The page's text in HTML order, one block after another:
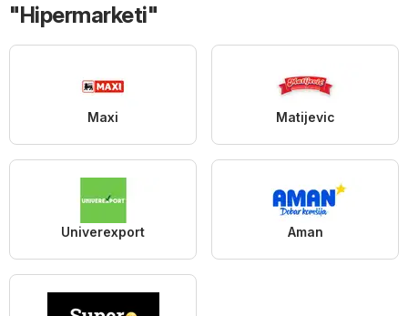
"Hipermarketi"
Maxi Matijevic
Univerexport Aman